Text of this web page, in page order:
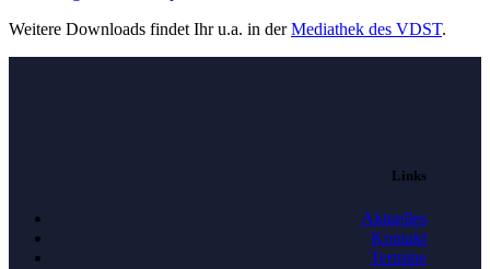
Weitere Downloads findet Ihr u.a. in derMediathek des VDST.
Links
Aktuelles
Kontakt
Termine